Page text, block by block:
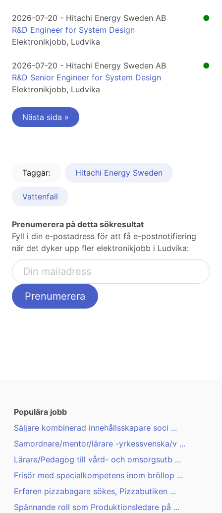
●
2026-07-20 - Hitachi Energy Sweden AB
R&D Engineer for System Design
Elektronikjobb, Ludvika
●
2026-07-20 - Hitachi Energy Sweden AB
R&D Senior Engineer for System Design
Elektronikjobb, Ludvika
Nästa sida »
Taggar: Hitachi Energy Sweden
Vattenfall
Prenumerera på detta sökresultat
Fyll i din e-postadress för att få e-postnotifiering
när det dyker upp fler elektronikjobb i Ludvika:
Populära jobb
Säljare kombinerad innehållsskapare soci ...
Samordnare/mentor/lärare -yrkessvenska/v ...
Lärare/Pedagog till vård- och omsorgsutb ...
Frisör med specialkompetens inom bröllop ...
Erfaren pizzabagare sökes, Pizzabutiken ...
Spännande roll som Produktionsledare på ...